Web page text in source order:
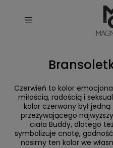
Czerwień to kolor
miłością, radością i
kolor czerwony był
przeżywającego
ciała Buddy, dlatego
symbolizuje cnotę,
nosimy ten kolor we